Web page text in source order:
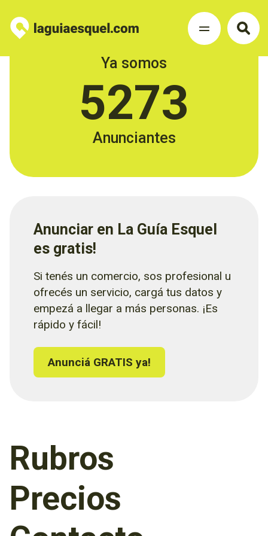
Ya somos
5273
Anunciantes
Anunciar en La Guía Esquel
es gratis!
Si tenés un comercio, sos profesional u
ofrecés un servicio, cargá tus datos y
empezá a llegar a más personas. ¡Es
rápido y fácil!
Anunciá GRATIS ya!
Rubros
Precios